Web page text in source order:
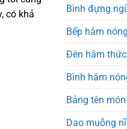
có khả
Bình đựng
Bếp hâm
Đèn hâm
Bình hâm
Bảng tên
Dao muỗng